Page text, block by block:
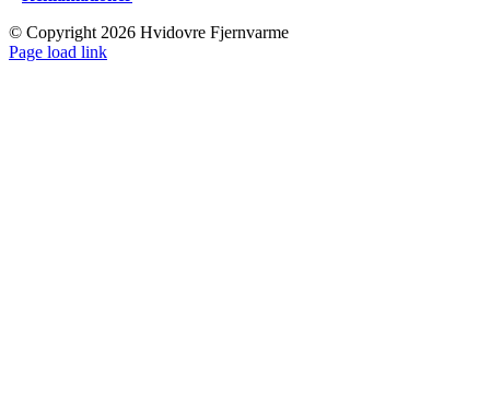
© Copyright 2026 Hvidovre Fjernvarme
Facebook
X
Instagram
Pinterest
Page load link